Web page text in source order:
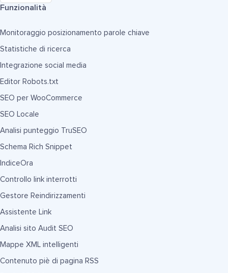
Funzionalità
Monitoraggio posizionamento parole chiave
Statistiche di ricerca
Integrazione social media
Editor Robots.txt
SEO per WooCommerce
SEO Locale
Analisi punteggio TruSEO
Schema Rich Snippet
IndiceOra
Controllo link interrotti
Gestore Reindirizzamenti
Assistente Link
Analisi sito Audit SEO
Mappe XML intelligenti
Contenuto piè di pagina RSS